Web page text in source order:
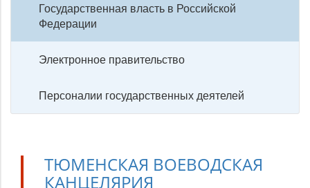
Государственная власть в Российской
Федерации
Электронное правительство
Персоналии государственных деятелей
ТЮМЕНСКАЯ ВОЕВОДСКАЯ
КАНЦЕЛЯРИЯ